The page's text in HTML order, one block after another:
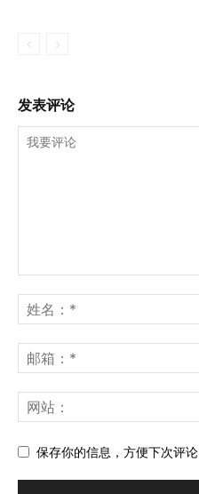
发表评论
保存你的信息，方便下次评论